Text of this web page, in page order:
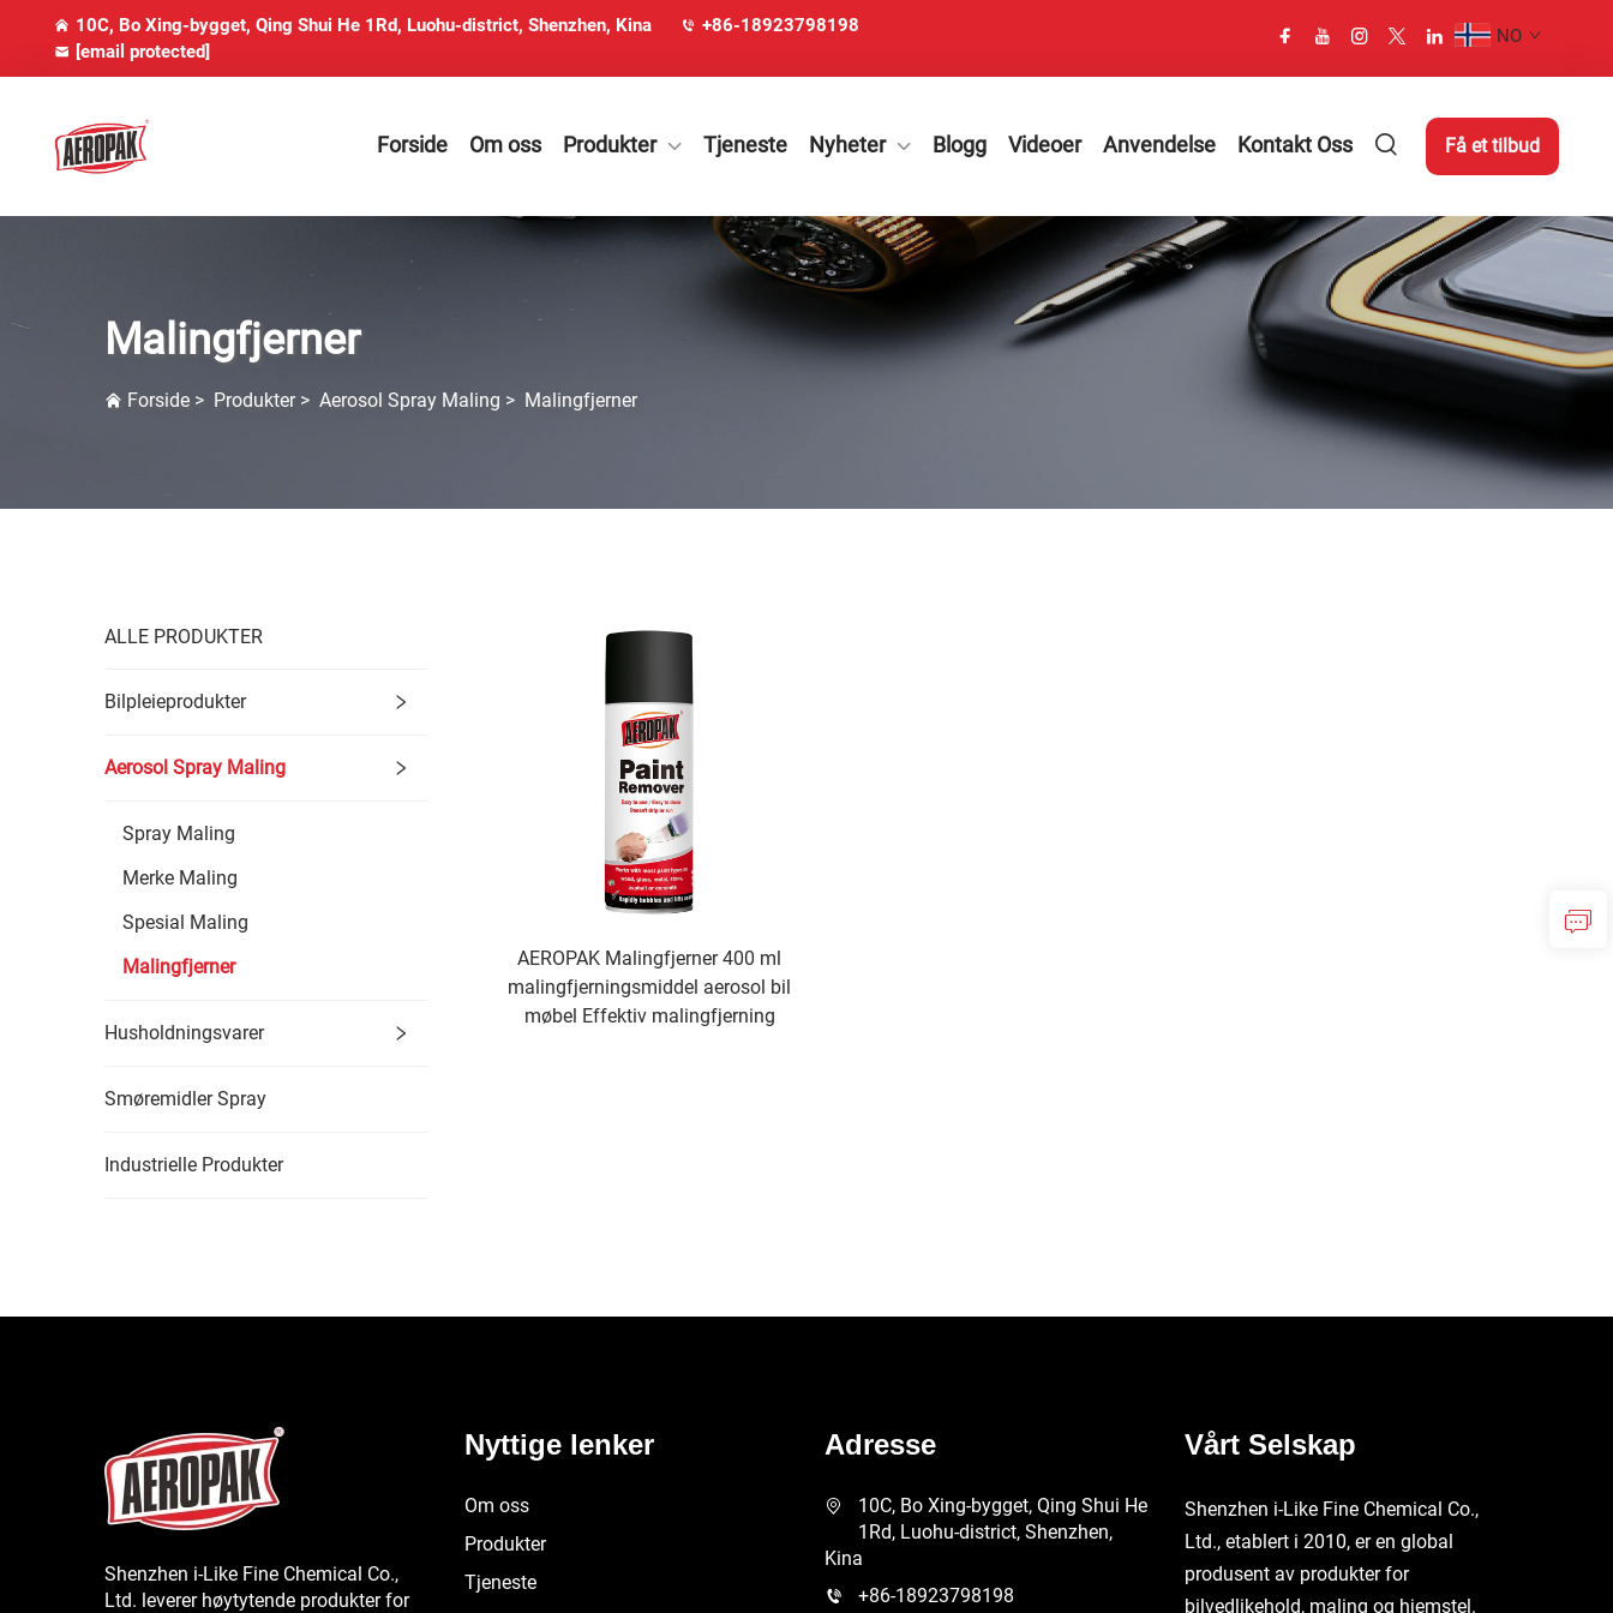
10C, Bo Xing-bygget, Qing Shui He 1Rd, Luohu-district, Shenzhen, Kina
+86-18923798198
[email protected]
NO
Forside Om oss Produkter Tjeneste Nyheter Blogg Videoer Anvendelse Kontakt Oss Få et tilbud
Malingfjerner
Forside > Produkter> Aerosol Spray Maling > Malingfjerner
ALLE PRODUKTER
Bilpleieprodukter
Aerosol Spray Maling
Spray Maling
Merke Maling
Spesial Maling
Malingfjerner
Husholdningsvarer
Smøremidler Spray
Industrielle Produkter
AEROPAK Malingfjerner 400 ml
malingfjerningsmiddel aerosol bil
møbel Effektiv malingfjerning
Shenzhen i-Like Fine Chemical Co.,
Ltd. leverer høytytende produkter for
Nyttige lenker
Om oss
Produkter
Tjeneste
Adresse
10C, Bo Xing-bygget, Qing Shui He
1Rd, Luohu-district, Shenzhen,
Kina
+86-18923798198
Vårt Selskap
Shenzhen i-Like Fine Chemical Co.,
Ltd., etablert i 2010, er en global
produsent av produkter for
bilvedlikehold, maling og hjemstel.